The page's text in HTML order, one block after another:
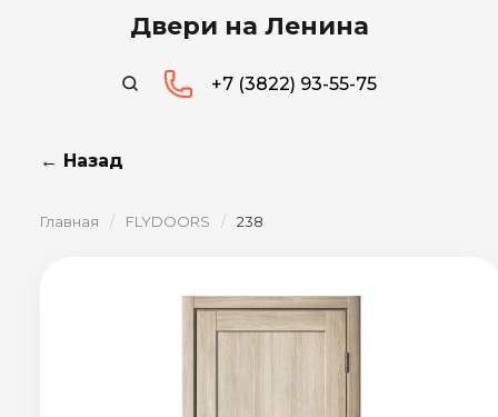
Двери на Ленина
+7 (3822) 93-55-75
← Назад
Главная / FLYDOORS / 238